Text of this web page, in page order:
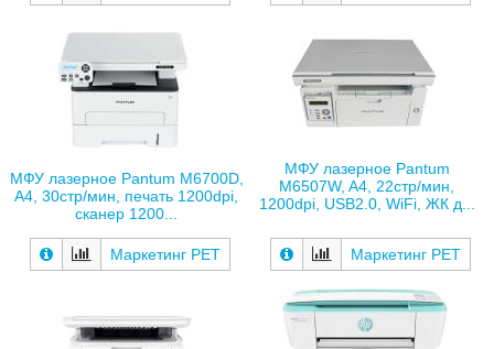
МФУ лазерное Pantum M6700D,
A4, 30стр/мин, печать 1200dpi,
сканер 1200...
Маркетинг РЕТ
МФУ лазерное Pantum
M6507W, A4, 22стр/мин,
1200dpi, USB2.0, WiFi, ЖК д...
Маркетинг РЕТ